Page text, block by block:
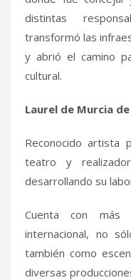
distintas
transformó las
y abrió el camino
cultural.
Laurel de Murcia
Reconocido artista
teatro y
desarrollando su
Cuenta con
internacional, no
también como
diversas